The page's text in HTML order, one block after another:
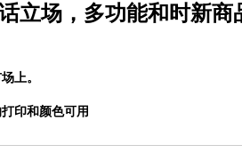
立场，多功能和时新
上。
印和颜色可用